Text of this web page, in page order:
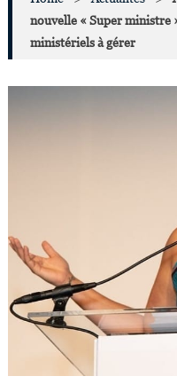
nouvelle « Super ministre
ministériels à gérer